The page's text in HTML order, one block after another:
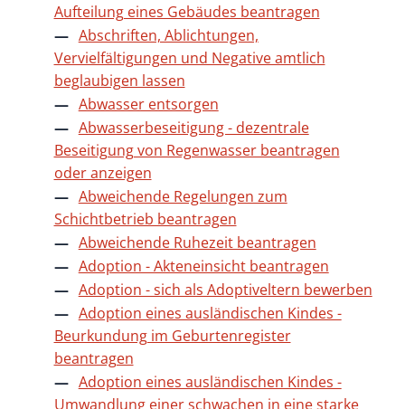
Aufteilung eines Gebäudes beantragen
Abschriften, Ablichtungen,
Vervielfältigungen und Negative amtlich
beglaubigen lassen
Abwasser entsorgen
Abwasserbeseitigung - dezentrale
Beseitigung von Regenwasser beantragen
oder anzeigen
Abweichende Regelungen zum
Schichtbetrieb beantragen
Abweichende Ruhezeit beantragen
Adoption - Akteneinsicht beantragen
Adoption - sich als Adoptiveltern bewerben
Adoption eines ausländischen Kindes -
Beurkundung im Geburtenregister
beantragen
Adoption eines ausländischen Kindes -
Umwandlung einer schwachen in eine starke